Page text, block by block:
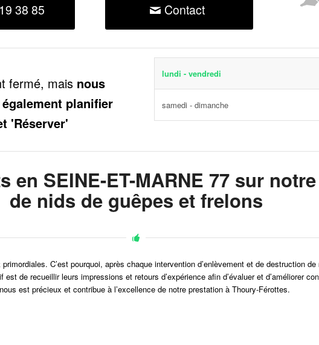
38 85 Contact
fermé, mais nous
planifier
'Réserver'
lundi - vendredi
samedi - dimanche
SEINE-ET-MARNE 77 sur
de nids de guêpes et frelons
C’est pourquoi, après chaque intervention d’enlèvement et de destruction
de recueillir leurs impressions et retours d’expérience afin d’évaluer et d’améliorer
est précieux et contribue à l’excellence de notre prestation à Thoury-Férottes.